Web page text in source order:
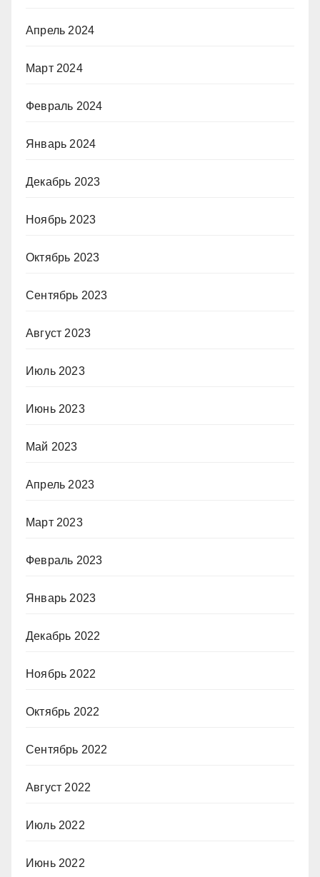
Апрель 2024
Март 2024
Февраль 2024
Январь 2024
Декабрь 2023
Ноябрь 2023
Октябрь 2023
Сентябрь 2023
Август 2023
Июль 2023
Июнь 2023
Май 2023
Апрель 2023
Март 2023
Февраль 2023
Январь 2023
Декабрь 2022
Ноябрь 2022
Октябрь 2022
Сентябрь 2022
Август 2022
Июль 2022
Июнь 2022